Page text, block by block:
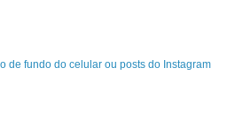
de fundo do celular ou posts do Instagram